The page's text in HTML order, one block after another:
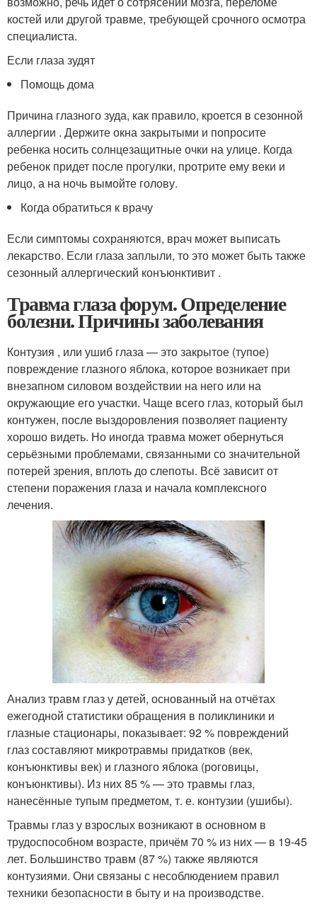
костей или другой травме, требующей срочного осмотра
специалиста.
Если глаза зудят
Помощь дома
Причина глазного зуда, как правило, кроется в сезонной
аллергии . Держите окна закрытыми и попросите
ребенка носить солнцезащитные очки на улице. Когда
ребенок придет после прогулки, протрите ему веки и
лицо, а на ночь вымойте голову.
Когда обратиться к врачу
Если симптомы сохраняются, врач может выписать
лекарство. Если глаза заплыли, то это может быть также
сезонный аллергический конъюнктивит .
Травма глаза форум. Определение
болезни. Причины заболевания
Контузия , или ушиб глаза — это закрытое (тупое)
повреждение глазного яблока, которое возникает при
внезапном силовом воздействии на него или на
окружающие его участки. Чаще всего глаз, который был
контужен, после выздоровления позволяет пациенту
хорошо видеть. Но иногда травма может обернуться
серьёзными проблемами, связанными со значительной
потерей зрения, вплоть до слепоты. Всё зависит от
степени поражения глаза и начала комплексного
лечения.
Анализ травм глаз у детей, основанный на отчётах
ежегодной статистики обращения в поликлиники и
глазные стационары, показывает: 92 % повреждений
глаз составляют микротравмы придатков (век,
конъюнктивы век) и глазного яблока (роговицы,
конъюнктивы). Из них 85 % — это травмы глаз,
нанесённые тупым предметом, т. е. контузии (ушибы).
Травмы глаз у взрослых возникают в основном в
трудоспособном возрасте, причём 70 % из них — в 19-45
лет. Большинство травм (87 %) также являются
контузиями. Они связаны с несоблюдением правил
техники безопасности в быту и на производстве.